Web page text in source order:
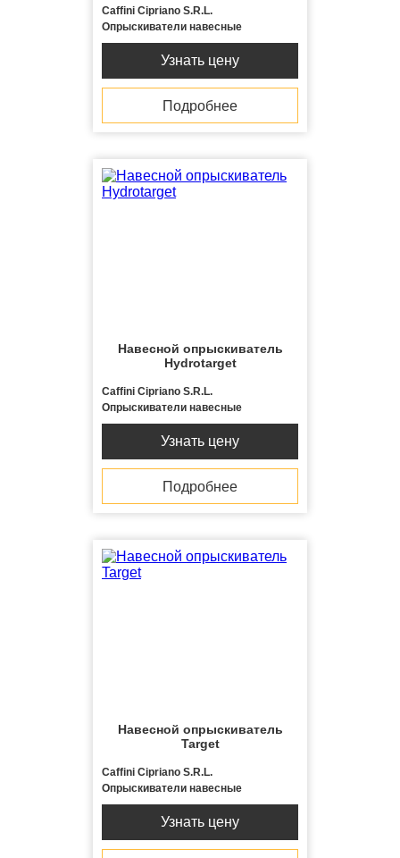
Caffini Cipriano S.R.L.
Опрыскиватели навесные
Узнать цену
Подробнее
Навесной опрыскиватель
Hydrotarget
Caffini Cipriano S.R.L.
Опрыскиватели навесные
Узнать цену
Подробнее
Навесной опрыскиватель
Target
Caffini Cipriano S.R.L.
Опрыскиватели навесные
Узнать цену